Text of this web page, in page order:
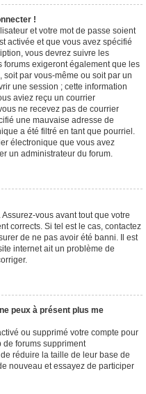
!
et votre mot de passe soient
activée et que vous avez spécifié
vous devrez suivre les
forums exigeront également que les
par vous-même ou soit par un
une session ; cette information
aviez reçu un courrier
ne recevez pas de courrier
une mauvaise adresse de
a été filtré en tant que pourriel.
électronique que vous avez
un administrateur du forum.
vous avant tout que votre
corrects. Si tel est le cas, contactez
de ne pas avoir été banni. Il est
internet ait un problème de
peux à présent plus me
ou supprimé votre compte pour
forums suppriment
réduire la taille de leur base de
nouveau et essayez de participer